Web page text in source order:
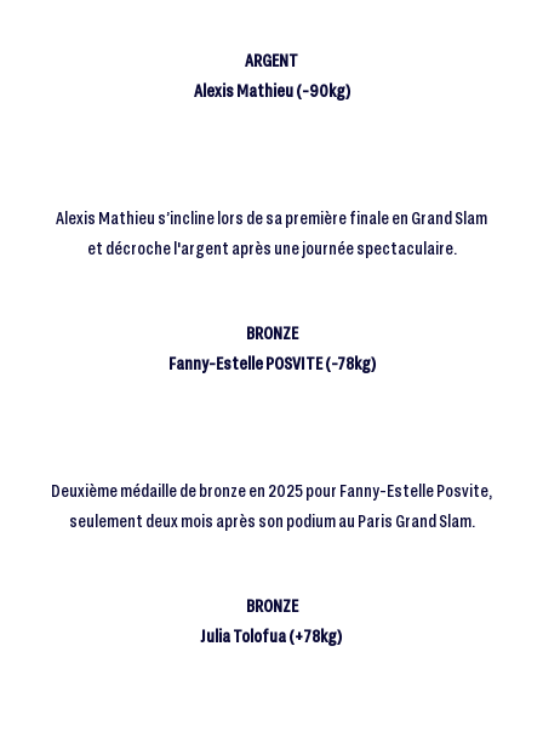
ARGENT
Alexis Mathieu (-90kg)
Alexis Mathieu s’incline lors de sa première finale en Grand Slam
et décroche l'argent après une journée spectaculaire.
BRONZE
Fanny-Estelle POSVITE (-78kg)
Deuxième médaille de bronze en 2025 pour Fanny-Estelle Posvite,
seulement deux mois après son podium au Paris Grand Slam.
BRONZE
Julia Tolofua (+78kg)